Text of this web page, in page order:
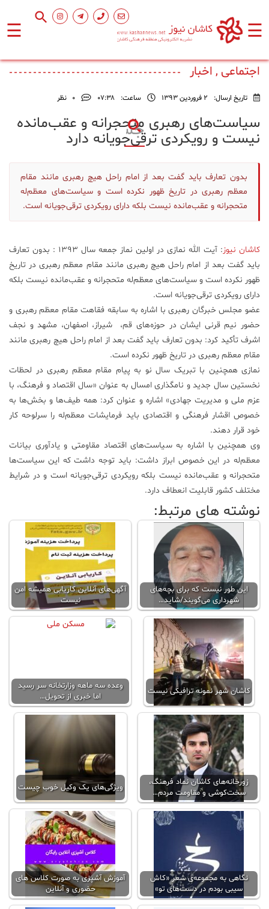
☰ ☰
اصلی
فرهنگ
هنر
ورزشی
زیست
علم
و
فناوری
پادکست
مجله
فرهنگی
و
هنری
اجتماعی , اخبار
تاریخ ارسال: 2 فروردین 1393 ساعت: ۰۷:۳۸ 0 نظر
سیاست‌های رهبری متحجرانه و عقب‌مانده
نیست و رویکردی ترقی‌جویانه دارد
بدون تعارف باید گفت بعد از امام راحل هیچ رهبری مانند مقام
معظم رهبری در تاریخ ظهور نکرده است و سیاست‌های معظم‌له
متحجرانه و عقب‌مانده نیست بلکه دارای رویکردی ترقی‌جویانه است.
کاشان نیوز
: آیت الله نمازی در اولین نماز جمعه سال 1393 : بدون تعارف
باید گفت بعد از امام راحل هیچ رهبری مانند مقام معظم رهبری در تاریخ
ظهور نکرده است و سیاست‌های معظم‌له متحجرانه و عقب‌مانده نیست بلکه
دارای رویکردی ترقی‌جویانه است.
عضو مجلس خبرگان رهبری با اشاره به سابقه فقاهت مقام معظم رهبری و
حضور نیم قرنی ایشان در حوزه‌های قم، ‌ شیراز، اصفهان، مشهد و نجف
اشرف تأکید کرد: بدون تعارف باید گفت بعد از امام راحل هیچ رهبری مانند
مقام معظم رهبری در تاریخ ظهور نکرده است.
نمازی همچنین با تبریک سال نو به پیام مقام معظم رهبری در لحظات
نخستین سال جدید و نامگذاری امسال به عنوان «سال اقتصاد و فرهنگ، با
عزم ملی و مدیریت جهادی» اشاره و عنوان کرد: همه طیف‌ها و بخش‌ها به
خصوص اقشار فرهنگی و اقتصادی باید فرمایشات معظم‌له را سرلوحه کار
خود قرار دهند.
وی همچنین با اشاره به سیاست‌های اقتصاد مقاومتی و یادآوری بیانات
معظم‌له در این خصوص ابراز داشت: باید توجه داشت که این سیاست‌ها
متحجرانه و عقب‌مانده نیست بلکه رویکردی ترقی‌جویانه است و در شرایط
مختلف کشور قابلیت انعطاف دارد.
نوشته های مرتبط:
این طور نیست که برای بچه‌های
شهرداری می‌گویند/شاید…
آگهی‌های آنلاين کاریابی همیشه امن
نیست
کاشان شهر نمونه ترافیکی نیست
وعده سه ماهه وزارتخانه‌ سر رسید
اما خبری از تحویل…
زورخانه‌های کاشان نماد فرهنگ،
سخت‌کوشی و مقاومت مردم…
ویژگی‌های یک وکیل خوب چیست
نگاهی به مجموعه‌ی شعر «کاش
سیبی بودم در دست‌های تو»
آموزش آشپزی به صورت کلاس‌ های
حضوری و آنلاین